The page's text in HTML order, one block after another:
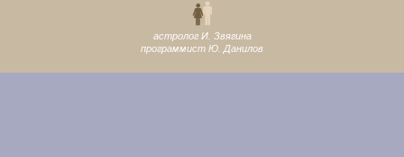
астролог И. Звягина
программист Ю. Данилов